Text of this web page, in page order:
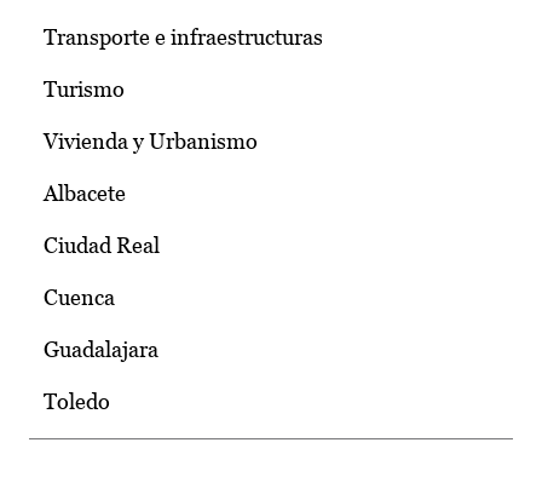
Transporte e infraestructuras
Turismo
Vivienda y Urbanismo
Albacete
Ciudad Real
Cuenca
Guadalajara
Toledo